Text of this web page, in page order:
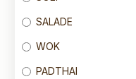
SALADE
WOK
PADTHAI